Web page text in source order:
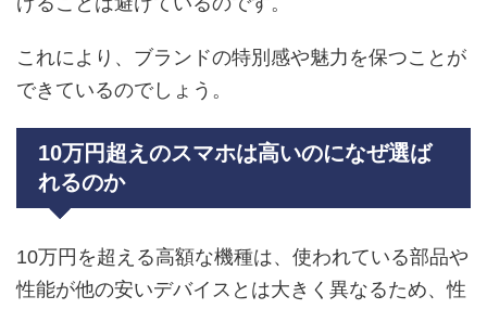
これにより、ブランドの特別感や魅力を保つことが
できているのでしょう。
10万円超えのスマホは高いのになぜ選ば
れるのか
10万円を超える高額な機種は、使われている部品や
性能が他の安いデバイスとは大きく異なるため、性